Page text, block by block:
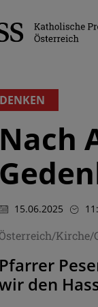
Nach
15.06.2025
Kirche/
Pfarrer
den